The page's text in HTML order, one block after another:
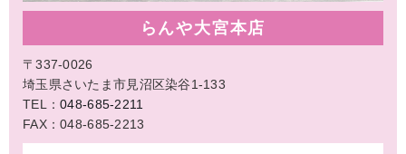
らんや大宮本店
〒337-0026
埼玉県さいたま市見沼区染谷1-133
TEL：048-685-2211
FAX：048-685-2213